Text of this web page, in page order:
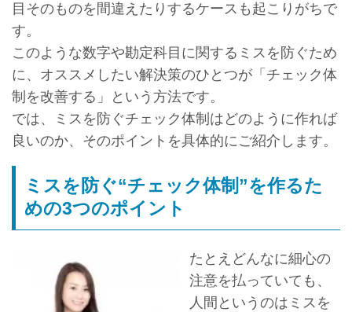
目そのものを間違えたりするケースも起こりがちで
す。
このような数字や勘定科目に関するミスを防ぐため
に、オススメしたい解決策のひとつが「チェック体
制を改善する」という方法です。
では、ミスを防ぐチェック体制はどのように作れば
良いのか、そのポイントを具体的にご紹介します。
ミスを防ぐ“チェック体制”を作るた
めの3つのポイント
たとえどんなに細心の
注意を払っていても、
人間というのはミスを